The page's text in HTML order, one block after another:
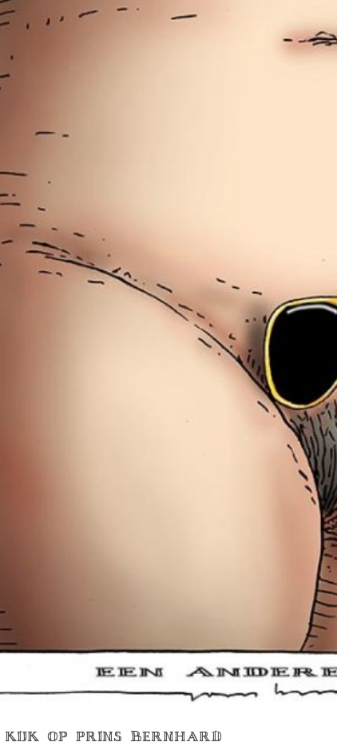
KIJK OP PRINS BERNHARD